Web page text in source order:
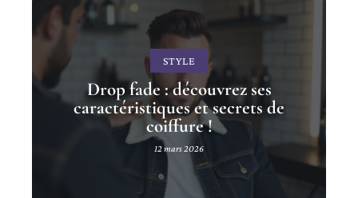
STYLE
Drop fade : découvrez ses
caractéristiques et secrets de
coiffure !
12 mars 2026